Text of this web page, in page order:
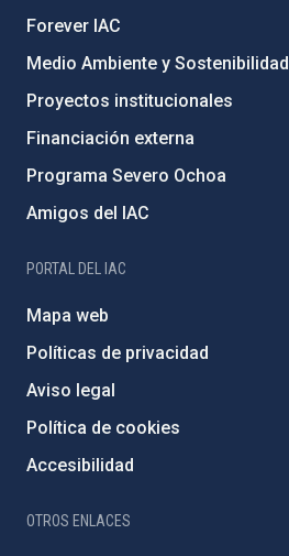
Forever IAC
Medio Ambiente y Sostenibilidad
Proyectos institucionales
Financiación externa
Programa Severo Ochoa
Amigos del IAC
PORTAL DEL IAC
Mapa web
Políticas de privacidad
Aviso legal
Política de cookies
Accesibilidad
OTROS ENLACES